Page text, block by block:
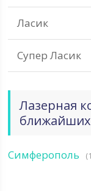
Ласик
Супер Ласик
Лазерная
ближайших
Симферополь